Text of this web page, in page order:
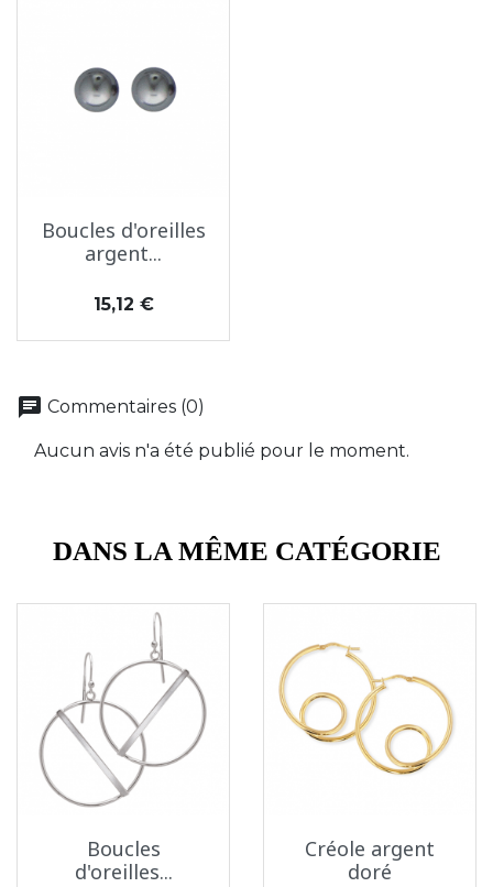
Boucles d'oreilles
argent...
Prix
15,12 €
chat Commentaires (0)
Aucun avis n'a été publié pour le moment.
DANS LA MÊME CATÉGORIE
Boucles
d'oreilles...
Créole argent
doré